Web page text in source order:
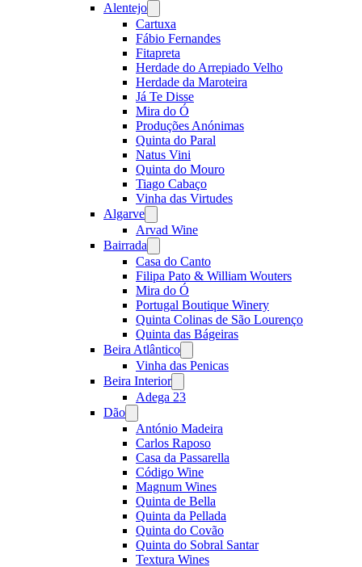
Alentejo
menu
Cartuxa
Fábio Fernandes
Fitapreta
Herdade do Arrepiado Velho
Herdade da Maroteira
Já Te Disse
Mira do Ó
Produções Anónimas
Quinta do Paral
Natus Vini
Quinta do Mouro
Tiago Cabaço
Vinha das Virtudes
Algarve
menu
Arvad Wine
Bairrada
menu
Casa do Canto
Filipa Pato & William Wouters
Mira do Ó
Portugal Boutique Winery
Quinta Colinas de São Lourenço
Quinta das Bágeiras
Beira Atlântico
menu
Vinha das Penicas
Beira Interior
menu
Adega 23
Dão
menu
António Madeira
Carlos Raposo
Casa da Passarella
Código Wine
Magnum Wines
Quinta de Bella
Quinta da Pellada
Quinta do Covão
Quinta do Sobral Santar
Textura Wines